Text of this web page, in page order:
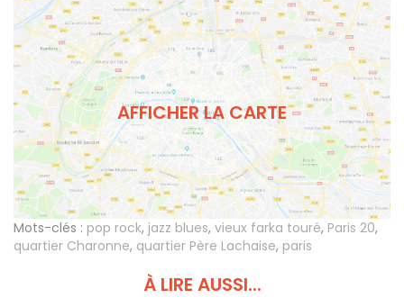
AFFICHER LA CARTE
Mots-clés : pop rock, jazz blues, vieux farka touré, Paris 20,
quartier Charonne, quartier Père Lachaise, paris
À LIRE AUSSI...